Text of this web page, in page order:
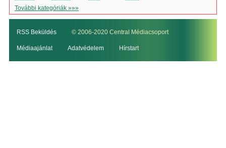
További kategóriák »»»
RSS Beküldés © 2006-2020 Central Médiacsoport
Médiaajánlat Adatvédelem Hírstart